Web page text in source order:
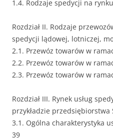
1.4. Rodzaje spedycji na
Rozdział II. Rodzaje
spedycji lądowej, lotniczej,
2.1. Przewóz towarów w
2.2. Przewóz towarów w
2.3. Przewóz towarów w
Rozdział III. Rynek usług
przykładzie przedsiębiorstwa
3.1. Ogólna charakterystyka
39